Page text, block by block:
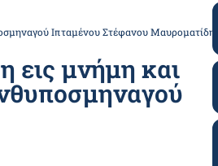
Ιπταμένου Στέφανου Μαυροματίδη
μνήμη και